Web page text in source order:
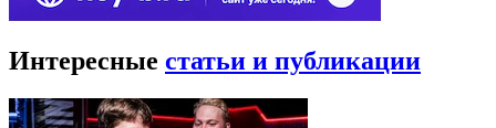
Интересные статьи и публикации